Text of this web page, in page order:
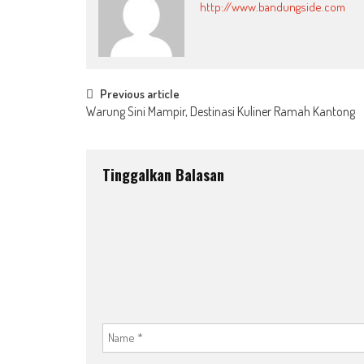
http://www.bandungside.com
Post
navigation
Previous article
Warung Sini Mampir, Destinasi Kuliner Ramah Kantong
Tinggalkan Balasan